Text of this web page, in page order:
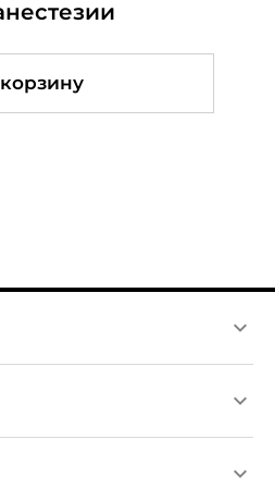
DRAGON BELLA
В корзину
BELLA
В корзину